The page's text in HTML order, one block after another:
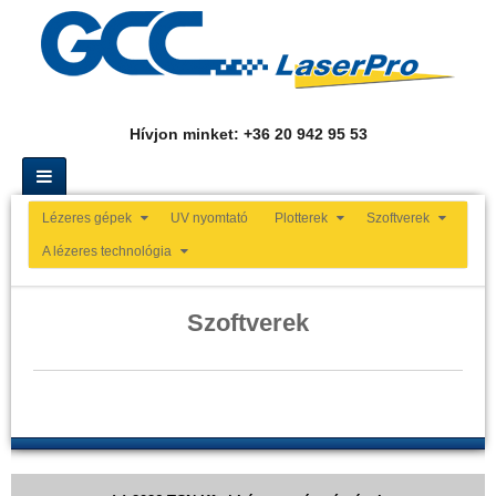
Hívjon minket: +36 20 942 95 53
Lézeres gépek UV nyomtató Plotterek Szoftverek
A lézeres technológia
Szoftverek